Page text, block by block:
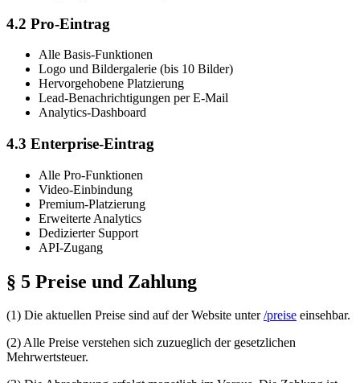
4.2 Pro-Eintrag
Alle Basis-Funktionen
Logo und Bildergalerie (bis 10 Bilder)
Hervorgehobene Platzierung
Lead-Benachrichtigungen per E-Mail
Analytics-Dashboard
4.3 Enterprise-Eintrag
Alle Pro-Funktionen
Video-Einbindung
Premium-Platzierung
Erweiterte Analytics
Dedizierter Support
API-Zugang
§ 5 Preise und Zahlung
(1) Die aktuellen Preise sind auf der Website unter/preise einsehbar.
(2) Alle Preise verstehen sich zuzueglich der gesetzlichen
Mehrwertsteuer.